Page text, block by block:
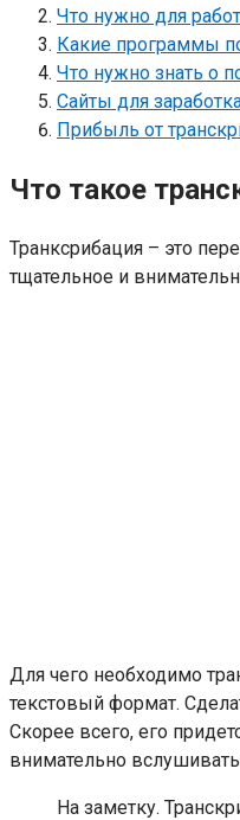
Что нужно для
Какие программы
Что нужно знать о
Сайты для
Прибыль от
Что такое
Транксрибация – это
тщательное и
Для чего необходимо
текстовый формат.
Скорее всего, его
внимательно
На заметку.